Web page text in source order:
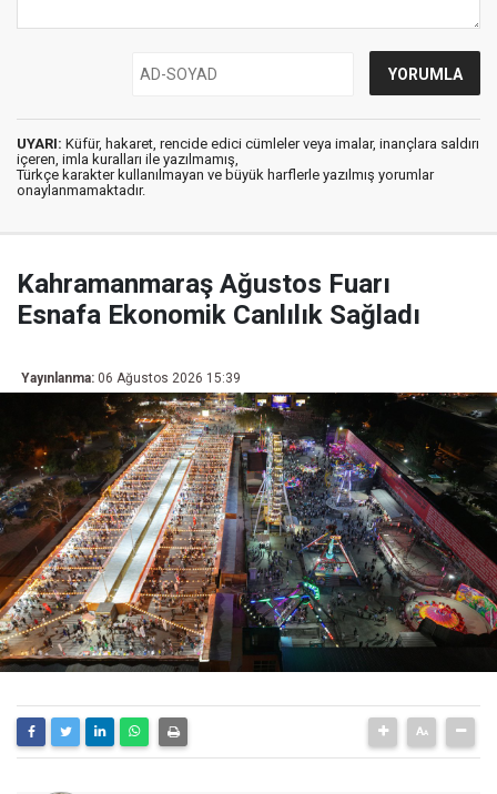
UYARI: Küfür, hakaret, rencide edici cümleler veya imalar, inançlara saldırı
içeren, imla kuralları ile yazılmamış,
Türkçe karakter kullanılmayan ve büyük harflerle yazılmış yorumlar
onaylanmamaktadır.
Kahramanmaraş Ağustos Fuarı
Esnafa Ekonomik Canlılık Sağladı
Yayınlanma: 06 Ağustos 2026 15:39